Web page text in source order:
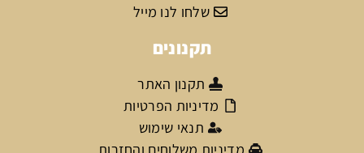
שלחו לנו מייל
תקנונים
תקנון האתר
מדיניות הפרטיות
תנאי שימוש
מדיניות משלוחים והחזרות